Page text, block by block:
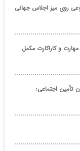
روی میز اجلاس جهانی
و کاراکارت مکمل
اجتماعی؛